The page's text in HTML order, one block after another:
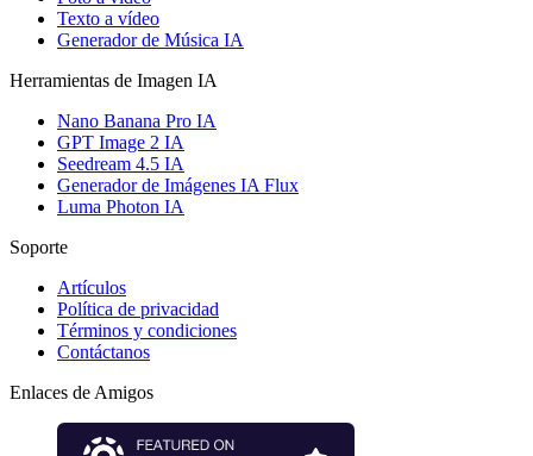
Texto a vídeo
Generador de Música IA
Herramientas de Imagen IA
Nano Banana Pro IA
GPT Image 2 IA
Seedream 4.5 IA
Generador de Imágenes IA Flux
Luma Photon IA
Soporte
Artículos
Política de privacidad
Términos y condiciones
Contáctanos
Enlaces de Amigos